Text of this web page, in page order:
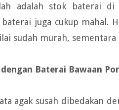
adalah stok baterai di
baterai juga cukup mahal.
sudah murah,
Baterai Bawaan
agak susah dibedakan